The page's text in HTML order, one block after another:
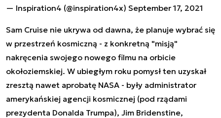
— Inspiration4 (@inspiration4x) September 17, 2021
Sam Cruise nie ukrywa od dawna, że planuje wybrać się
w przestrzeń kosmiczną - z konkretną "misją"
nakręcenia swojego nowego filmu na orbicie
okołoziemskiej. W ubiegłym roku pomysł ten uzyskał
zresztą nawet aprobatę NASA - były administrator
amerykańskiej agencji kosmicznej (pod rządami
prezydenta Donalda Trumpa), Jim Bridenstine,